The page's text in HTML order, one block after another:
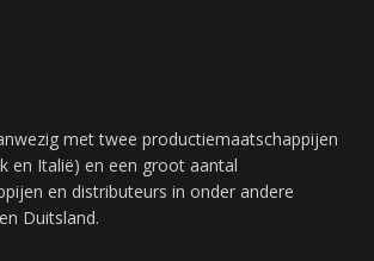
met twee productiemaatschappijen
en Italië) en een groot aantal
en distributeurs in onder andere
Duitsland.